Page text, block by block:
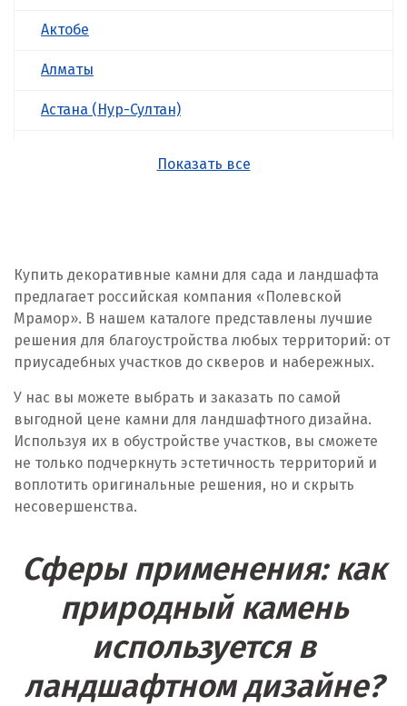
Актобе
Алматы
Астана (Нур-Султан)
Ж
Жезказган
К
Караганда
Костанай
Кызылорда
Павлодар
Петропавловск
Показать все
Купить декоративные камни для сада и ландшафта
предлагает российская компания «Полевской
Мрамор». В нашем каталоге представлены лучшие
решения для благоустройства любых территорий: от
приусадебных участков до скверов и набережных.
У нас вы можете выбрать и заказать по самой
выгодной цене камни для ландшафтного дизайна.
Используя их в обустройстве участков, вы сможете
не только подчеркнуть эстетичность территорий и
воплотить оригинальные решения, но и скрыть
несовершенства.
Сферы применения: как
природный камень
используется в
ландшафтном дизайне?